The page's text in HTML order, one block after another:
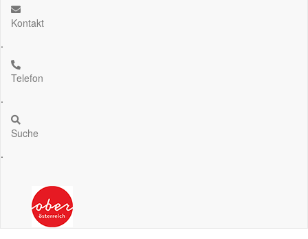
Kontakt
.
Telefon
.
Suche
.